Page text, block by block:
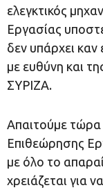
ελεγκτικός
Εργασίας
δεν υπάρχει
με ευθύνη και
ΣΥΡΙΖΑ.
Απαιτούμε τώρα
Επιθεώρησης
με όλο το
χρειάζεται για